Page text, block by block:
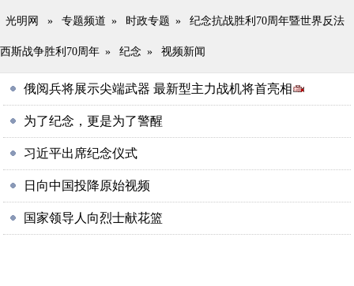
光明网 » 专题频道 » 时政专题 » 纪念抗战胜利70周年暨世界反法
西斯战争胜利70周年 » 纪念 » 视频新闻
俄阅兵将展示尖端武器 最新型主力战机将首亮相
为了纪念，更是为了警醒
习近平出席纪念仪式
日向中国投降原始视频
国家领导人向烈士献花篮